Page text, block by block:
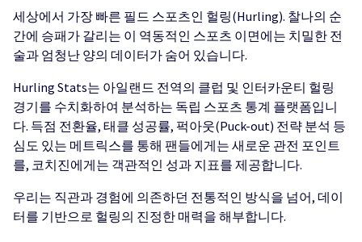
세상에서 가장 빠른 필드 스포츠인 헐링(Hurling). 찰나의 순
간에 승패가 갈리는 이 역동적인 스포츠 이면에는 치밀한 전
술과 엄청난 양의 데이터가 숨어 있습니다.
Hurling Stats는 아일랜드 전역의 클럽 및 인터카운티 헐링
경기를 수치화하여 분석하는 독립 스포츠 통계 플랫폼입니
다. 득점 전환율, 태클 성공률, 퍽아웃(Puck-out) 전략 분석 등
심도 있는 메트릭스를 통해 팬들에게는 새로운 관전 포인트
를, 코치진에게는 객관적인 성과 지표를 제공합니다.
우리는 직관과 경험에 의존하던 전통적인 방식을 넘어, 데이
터를 기반으로 헐링의 진정한 매력을 해부합니다.